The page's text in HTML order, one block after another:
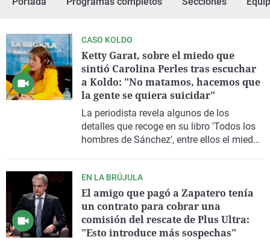
El colegio
Como el
Esto no
Equipo
La Rioja
Navarra
País
El tiempo
Medio
CASO KOLDO
Ketty Garat, sobre el miedo que
sintió Carolina Perles tras escuchar
a Koldo: "No matamos, hacemos que
la gente se quiera suicidar"
La periodista revela algunos de los
detalles que recoge en su libro 'Todos los
hombres de Sánchez', entre ellos el miedo
EN LA BRÚJULA
El amigo que pagó a Zapatero tenía
un contrato para cobrar una
comisión del rescate de Plus Ultra:
"Esto introduce más sospechas"